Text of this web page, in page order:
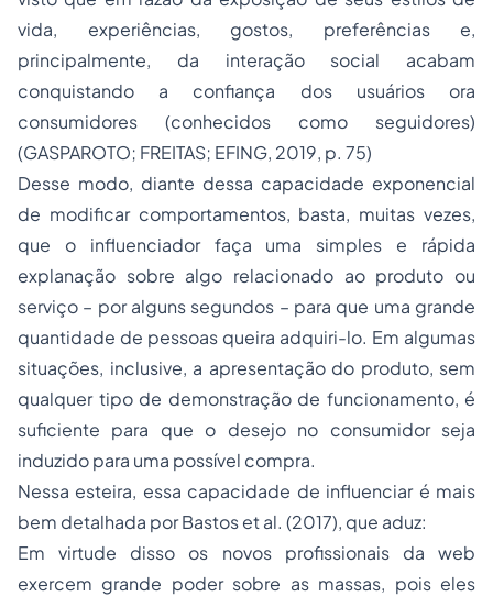
vida, experiências, gostos, preferências e,
principalmente, da interação social acabam
conquistando a confiança dos usuários ora
consumidores (conhecidos como seguidores)
(GASPAROTO; FREITAS; EFING, 2019, p. 75)
Desse modo, diante dessa capacidade exponencial
de modificar comportamentos, basta, muitas vezes,
que o influenciador faça uma simples e rápida
explanação sobre algo relacionado ao produto ou
serviço – por alguns segundos – para que uma grande
quantidade de pessoas queira adquiri-lo. Em algumas
situações, inclusive, a apresentação do produto, sem
qualquer tipo de demonstração de funcionamento, é
suficiente para que o desejo no consumidor seja
induzido para uma possível compra.
Nessa esteira, essa capacidade de influenciar é mais
bem detalhada por Bastos et al. (2017), que aduz:
Em virtude disso os novos profissionais da web
exercem grande poder sobre as massas, pois eles